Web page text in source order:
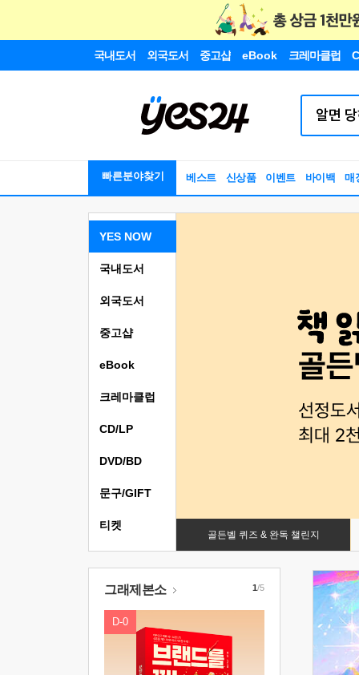
국내도서 외국도서 중고샵 eBook 크레마클럽
빠른분야찾기 베스트 신상품 이벤트 바이백 매
YES NOW
골든벨 퀴즈 & 완독 챌린지
국내도서
외국도서
중고샵
eBook
크레마클럽
CD/LP
DVD/BD
문구/GIFT
티켓
그래제본소
D-0
1/5